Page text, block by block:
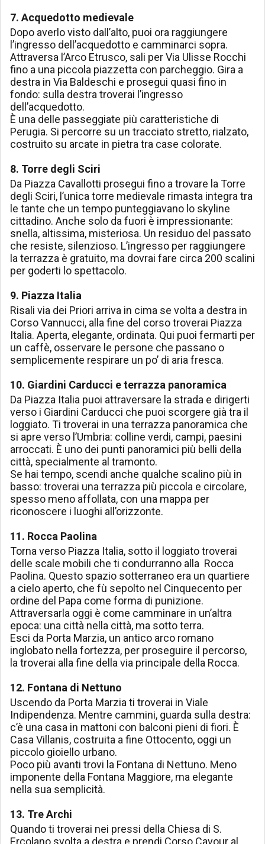
7. Acquedotto medievale
Dopo averlo visto dall’alto, puoi ora raggiungere
l’ingresso dell’acquedotto e camminarci sopra.
Attraversa l’Arco Etrusco, sali per Via Ulisse Rocchi
fino a una piccola piazzetta con parcheggio. Gira a
destra in Via Baldeschi e prosegui quasi fino in
fondo: sulla destra troverai l’ingresso
dell’acquedotto.
È una delle passeggiate più caratteristiche di
Perugia. Si percorre su un tracciato stretto, rialzato,
costruito su arcate in pietra tra case colorate.
8. Torre degli Sciri
Da Piazza Cavallotti prosegui fino a trovare la Torre
degli Sciri, l’unica torre medievale rimasta integra tra
le tante che un tempo punteggiavano lo skyline
cittadino. Anche solo da fuori è impressionante:
snella, altissima, misteriosa. Un residuo del passato
che resiste, silenzioso. L’ingresso per raggiungere
la terrazza è gratuito, ma dovrai fare circa 200 scalini
per goderti lo spettacolo.
9. Piazza Italia
Risali via dei Priori arriva in cima se volta a destra in
Corso Vannucci, alla fine del corso troverai Piazza
Italia. Aperta, elegante, ordinata. Qui puoi fermarti per
un caffè, osservare le persone che passano o
semplicemente respirare un po’ di aria fresca.
10. Giardini Carducci e terrazza panoramica
Da Piazza Italia puoi attraversare la strada e dirigerti
verso i Giardini Carducci che puoi scorgere già tra il
loggiato. Ti troverai in una terrazza panoramica che
si apre verso l’Umbria: colline verdi, campi, paesini
arroccati. È uno dei punti panoramici più belli della
città, specialmente al tramonto.
Se hai tempo, scendi anche qualche scalino più in
basso: troverai una terrazza più piccola e circolare,
spesso meno affollata, con una mappa per
riconoscere i luoghi all’orizzonte.
11. Rocca Paolina
Torna verso Piazza Italia, sotto il loggiato troverai
delle scale mobili che ti condurranno alla Rocca
Paolina. Questo spazio sotterraneo era un quartiere
a cielo aperto, che fù sepolto nel Cinquecento per
ordine del Papa come forma di punizione.
Attraversarla oggi è come camminare in un’altra
epoca: una città nella città, ma sotto terra.
Esci da Porta Marzia, un antico arco romano
inglobato nella fortezza, per proseguire il percorso,
la troverai alla fine della via principale della Rocca.
12. Fontana di Nettuno
Uscendo da Porta Marzia ti troverai in Viale
Indipendenza. Mentre cammini, guarda sulla destra:
c’è una casa in mattoni con balconi pieni di fiori. È
Casa Villanis, costruita a fine Ottocento, oggi un
piccolo gioiello urbano.
Poco più avanti trovi la Fontana di Nettuno. Meno
imponente della Fontana Maggiore, ma elegante
nella sua semplicità.
13. Tre Archi
Quando ti troverai nei pressi della Chiesa di S.
Ercolano svolta a destra e prendi Corso Cavour al